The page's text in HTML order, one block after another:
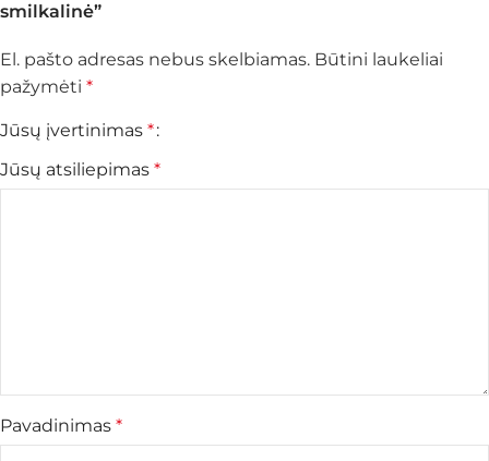
smilkalinė”
El. pašto adresas nebus skelbiamas. Būtini laukeliai
pažymėti *
Jūsų įvertinimas *
Jūsų atsiliepimas *
Pavadinimas *